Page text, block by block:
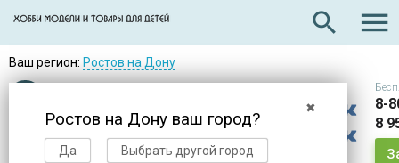
search 
Ваш регион: Ростов на Дону
✖
Ростов на Дону ваш город?
Да Выбрать другой город
Доставкав день заказа
8-
8